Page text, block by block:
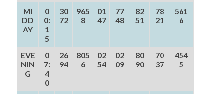
MI
DD
AY
0
0:
1
5
30
72
965
8
01
47
77
48
82
51
78
21
561
6
EVE
NIN
G
0
7:
4
0
26
94
805
6
02
54
02
09
80
90
70
37
454
5